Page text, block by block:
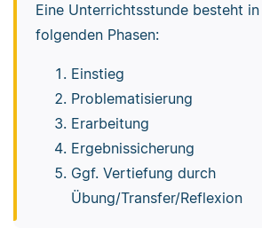
Eine Unterrichtsstunde besteht
folgenden Phasen:
Einstieg
Problematisierung
Erarbeitung
Ergebnissicherung
Ggf. Vertiefung durch
Übung/Transfer/Reflexion